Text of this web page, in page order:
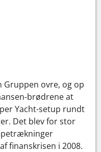
Gruppen ovre, og op
brødrene at
Yacht-setup rundt
Det blev for stor
finanskrisen i 2008.